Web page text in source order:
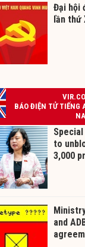
Đại hội
lần thứ